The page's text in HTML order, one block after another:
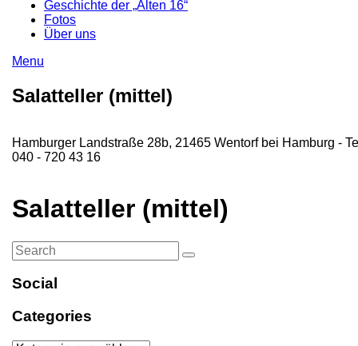
Geschichte der „Alten 16“
Fotos
Über uns
Menu
Salatteller (mittel)
Hamburger Landstraße 28b, 21465 Wentorf bei Hamburg -
040 - 720 43 16
Salatteller (mittel)
Search
for:
Search
Social
Categories